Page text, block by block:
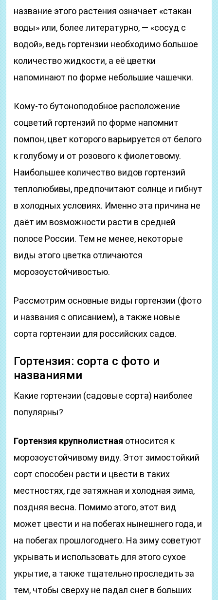
название этого растения означает «стакан
воды» или, более литературно, — «сосуд с
водой», ведь гортензии необходимо большое
количество жидкости, а её цветки
напоминают по форме небольшие чашечки.
Кому-то бутоноподобное расположение
соцветий гортензий по форме напомнит
помпон, цвет которого варьируется от белого
к голубому и от розового к фиолетовому.
Наибольшее количество видов гортензий
теплолюбивы, предпочитают солнце и гибнут
в холодных условиях. Именно эта причина не
даёт им возможности расти в средней
полосе России. Тем не менее, некоторые
виды этого цветка отличаются
морозоустойчивостью.
Рассмотрим основные виды гортензии (фото
и названия с описанием), а также новые
сорта гортензии для российских садов.
Гортензия: сорта с фото и
названиями
Какие гортензии (садовые сорта) наиболее
популярны?
Гортензия крупнолистная относится к
морозоустойчивому виду. Этот зимостойкий
сорт способен расти и цвести в таких
местностях, где затяжная и холодная зима,
поздняя весна. Помимо этого, этот вид
может цвести и на побегах нынешнего года, и
на побегах прошлогоднего. На зиму советуют
укрывать и использовать для этого сухое
укрытие, а также тщательно проследить за
тем, чтобы сверху не падал снег в больших